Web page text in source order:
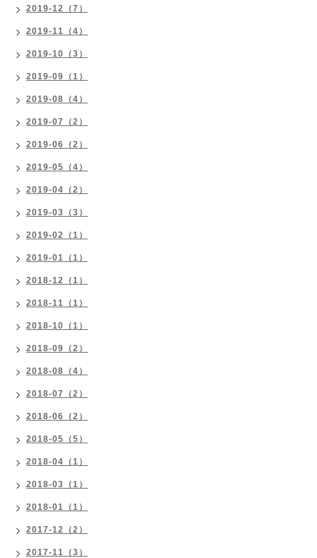
2019-12（7）
2019-11（4）
2019-10（3）
2019-09（1）
2019-08（4）
2019-07（2）
2019-06（2）
2019-05（4）
2019-04（2）
2019-03（3）
2019-02（1）
2019-01（1）
2018-12（1）
2018-11（1）
2018-10（1）
2018-09（2）
2018-08（4）
2018-07（2）
2018-06（2）
2018-05（5）
2018-04（1）
2018-03（1）
2018-01（1）
2017-12（2）
2017-11（3）